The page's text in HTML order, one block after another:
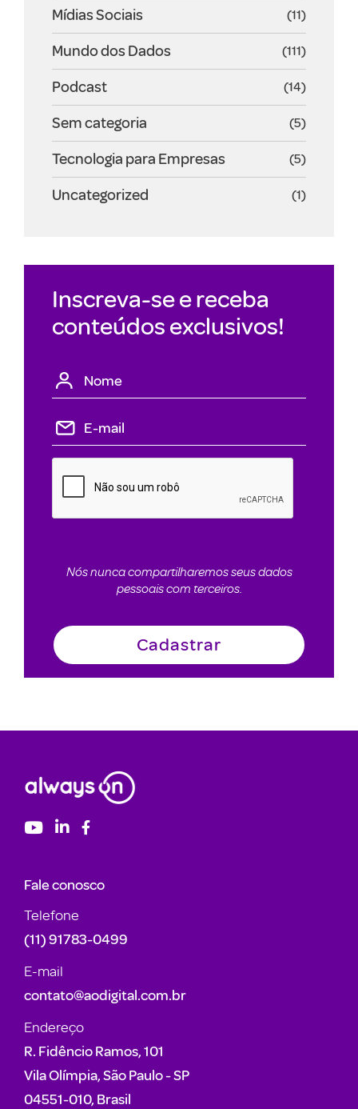
Mídias Sociais (11)
Mundo dos Dados (111)
Podcast (14)
Sem categoria (5)
Tecnologia para Empresas (5)
Uncategorized (1)
Inscreva-se e receba
conteúdos exclusivos!
Nós nunca compartilharemos seus dados
pessoais com terceiros.
Fale conosco
Telefone
(11) 91783-0499
E-mail
contato@aodigital.com.br
Endereço
R. Fidêncio Ramos, 101
Vila Olímpia, São Paulo - SP
04551-010, Brasil